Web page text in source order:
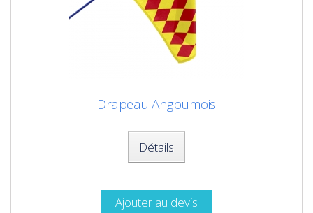
Drapeau Angoumois
Détails
Ajouter au devis